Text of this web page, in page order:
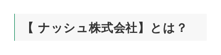
【 ナッシュ株式会社】とは？